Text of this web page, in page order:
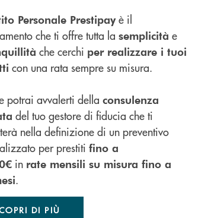
Personale Prestipayè il
che ti offre tutta la semplicità e
che cerchi per realizzare i tuoi
con una rata sempre su misura.
potrai avvalerti della consulenza
del tuo gestore di fiducia che ti
nella definizione di un preventivo
per prestiti fino a
in rate mensili su misura fino a
.
DI PIÙ